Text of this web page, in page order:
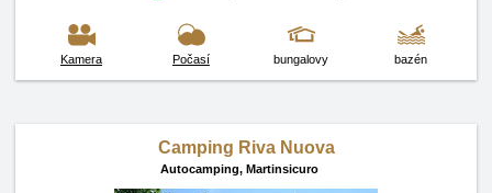
Kamera Počasí bungalovy bazén
Camping Riva Nuova
Autocamping, Martinsicuro